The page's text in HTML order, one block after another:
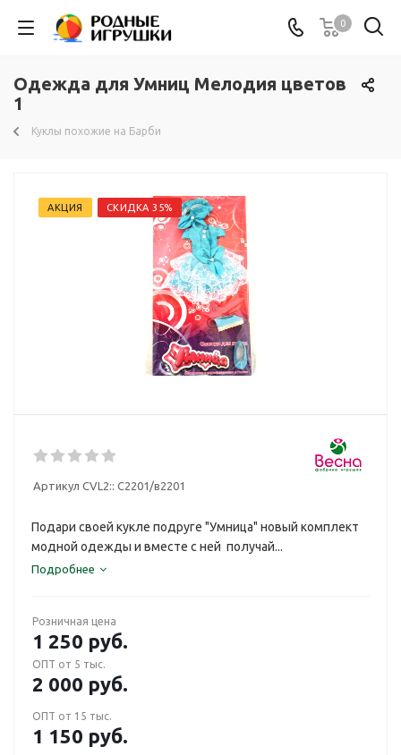
0
Одежда для Умниц Мелодия цветов
1
Куклы похожие на Барби
АКЦИЯ СКИДКА 35%
Артикул CVL2:: С2201/в2201
Подари своей кукле подруге "Умница" новый комплект
модной одежды и вместе с ней получай...
Подробнее
Розничная цена
1 250 руб.
ОПТ от 5 тыс.
2 000 руб.
ОПТ от 15 тыс.
1 150 руб.